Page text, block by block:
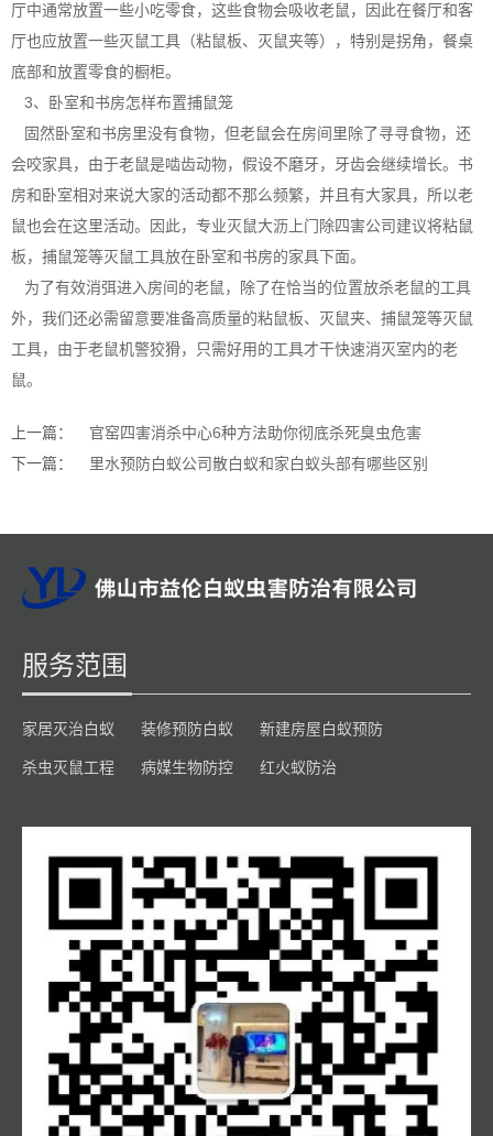
厅中通常放置一些小吃零食，这些食物会吸收老鼠，因此在餐厅和客
厅也应放置一些灭鼠工具 （粘鼠板、灭鼠夹等），特别是拐角，餐桌
底部和放置零食的橱柜。
3、卧室和书房怎样布置捕鼠笼
固然卧室和书房里没有食物，但老鼠会在房间里除了寻寻食物，还
会咬家具，由于老鼠是啮齿动物，假设不磨牙，牙齿会继续增长。书
房和卧室相对来说大家的活动都不那么频繁，并且有大家具，所以老
鼠也会在这里活动。因此， 专业灭鼠大沥上门除四害公司建议将粘鼠
板，捕鼠笼等灭鼠工具放在卧室和书房的家具下面。
为了有效消弭进入房间的老鼠，除了在恰当的位置放杀老鼠的工具
外，我们还必需留意要准备高质量的粘鼠板、灭鼠夹、捕鼠笼等灭鼠
工具，由于老鼠机警狡猾，只需好用的工具才干快速消灭室内的老
鼠。
上一篇：
官窑四害消杀中心6种方法助你彻底杀死臭虫危害
下一篇：
里水预防白蚁公司散白蚁和家白蚁头部有哪些区别
服务范围
家居灭治白蚁 装修预防白蚁 新建房屋白蚁预防
杀虫灭鼠工程 病媒生物防控 红火蚁防治